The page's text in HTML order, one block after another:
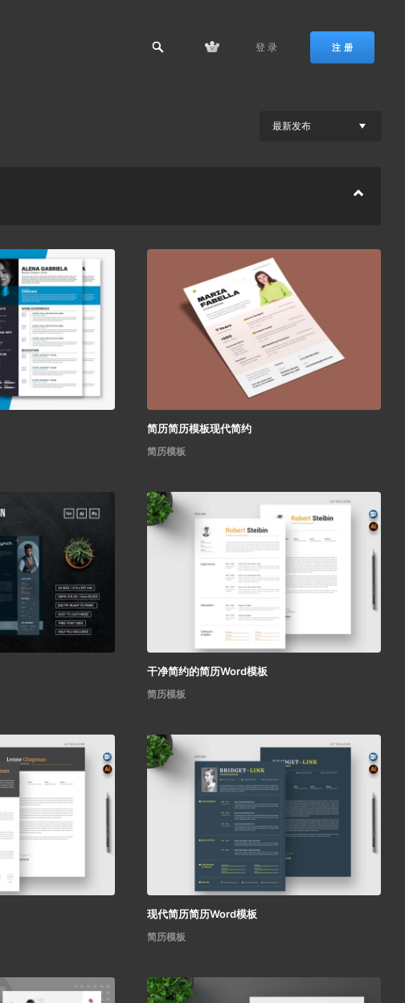
登 录 注 册
最新发布
简历简历模板现代简约
简历模板
干净简约的简历Word模板
简历模板
现代简历简历Word模板
简历模板